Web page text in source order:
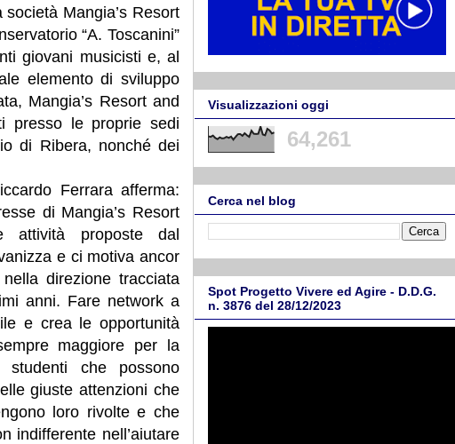
Mangia’s Resort
“A. Toscanini”
giovani musicisti e, al
elemento di sviluppo
Mangia’s Resort and
presso le proprie sedi
di Ribera, nonché dei
Ferrara afferma:
di Mangia’s Resort
proposte dal
e ci motiva ancor
direzione tracciata
anni. Fare network a
e crea le opportunità
maggiore per la
che possono
giuste attenzioni che
loro rivolte e che
indifferente nell’aiutare
Visualizzazioni oggi
64,261
Cerca nel blog
Spot Progetto Vivere ed Agire - D.D.G.
n. 3876 del 28/12/2023